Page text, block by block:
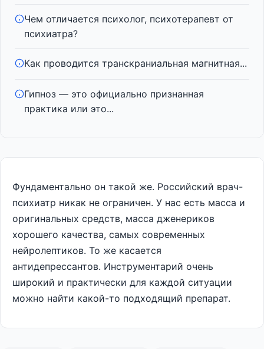
Чем отличается психолог, психотерапевт от
психиатра?
Как проводится транскраниальная магнитная...
Гипноз — это официально признанная
практика или это...
Фундаментально он такой же. Российский врач-
психиатр никак не ограничен. У нас есть масса и
оригинальных средств, масса дженериков
хорошего качества, самых современных
нейролептиков. То же касается
антидепрессантов. Инструментарий очень
широкий и практически для каждой ситуации
можно найти какой-то подходящий препарат.